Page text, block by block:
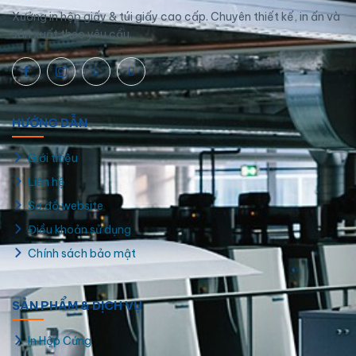
Decal màu dán kính
Decal màu dán kính là lớp nhựa PVC mỏng được phủ
Xưởng in hộp giấy & túi giấy cao cấp. Chuyên thiết kế, in ấn và
sản xuất theo yêu cầu.
HƯỚNG DẪN
Giới thiệu
Liên hệ
Sơ đồ website
Điều khoản sử dụng
Chính sách bảo mật
SẢN PHẨM & DỊCH VỤ
In Hộp Cứng